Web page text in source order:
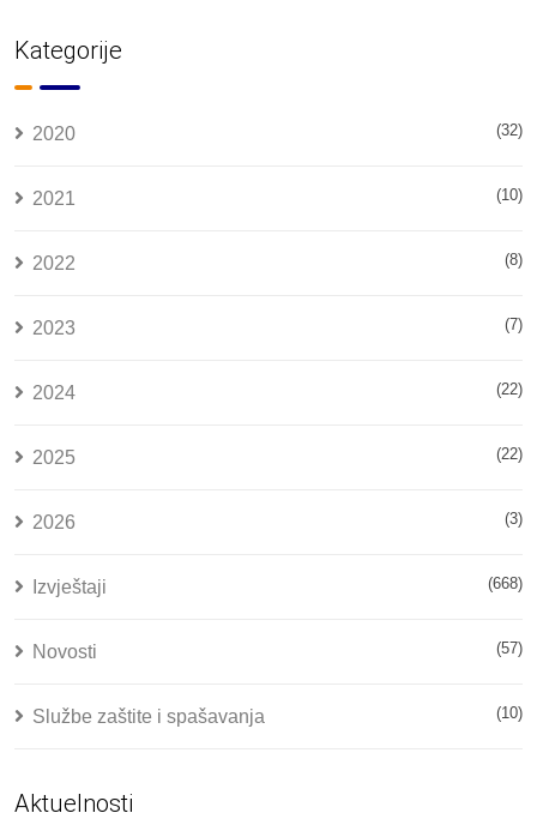
Kategorije
2020 (32)
2021 (10)
2022 (8)
2023 (7)
2024 (22)
2025 (22)
2026 (3)
Izvještaji (668)
Novosti (57)
Službe zaštite i spašavanja (10)
Aktuelnosti